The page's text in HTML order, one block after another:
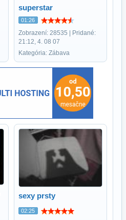
superstar
01:26
Zobrazení: 28535 | Pridané:
21:12, 4. 08 07
Kategória: Zábava
sexy prsty
02:25